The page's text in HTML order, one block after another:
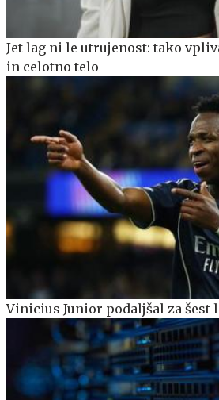
Jet lag ni le utrujenost: tako
in celotno telo
Vinicius Junior podaljšal za šest